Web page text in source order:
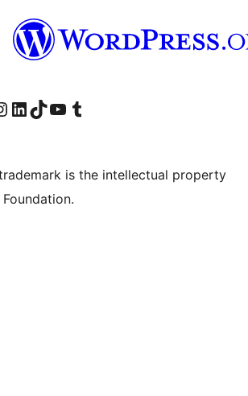
oldalunk megtekintése
our Instagram account
Visit our LinkedIn account
Visit our TikTok account
Visit our YouTube channel
Visit our Tumblr account
is the intellectual property